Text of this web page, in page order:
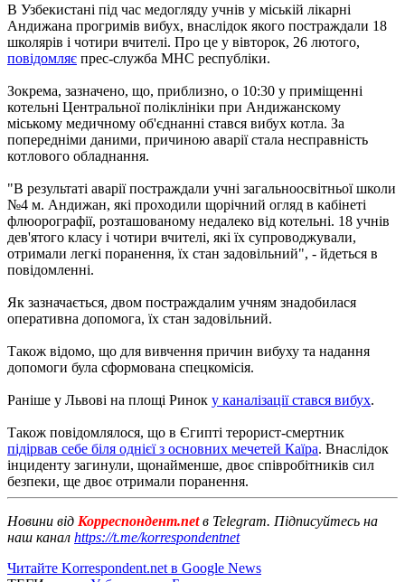
В Узбекистані під час медогляду учнів у міській лікарні
Андижана прогримів вибух, внаслідок якого постраждали 18
школярів і чотири вчителі. Про це у вівторок, 26 лютого,
повідомляє прес-служба МНС республіки.
Зокрема, зазначено, що, приблизно, о 10:30 у приміщенні
котельні Центральної поліклініки при Андижанскому
міському медичному об'єднанні стався вибух котла. За
попередніми даними, причиною аварії стала несправність
котлового обладнання.
"В результаті аварії постраждали учні загальноосвітньої школи
№4 м. Андижан, які проходили щорічний огляд в кабінеті
флюорографії, розташованому недалеко від котельні. 18 учнів
дев'ятого класу і чотири вчителі, які їх супроводжували,
отримали легкі поранення, їх стан задовільний", - йдеться в
повідомленні.
Як зазначається, двом постраждалим учням знадобилася
оперативна допомога, їх стан задовільний.
Також відомо, що для вивчення причин вибуху та надання
допомоги була сформована спецкомісія.
Раніше у Львові на площі Ринок у каналізації стався вибух.
Також повідомлялося, що в Єгипті терорист-смертник
підірвав себе біля однієї з основних мечетей Каїра. Внаслідок
інциденту загинули, щонайменше, двоє співробітників сил
безпеки, ще двоє отримали поранення.
Новини від Корреспондент.netв Telegram. Підписуйтесь на
наш канал https://t.me/korrespondentnet
Читайте Korrespondent.net в Google News